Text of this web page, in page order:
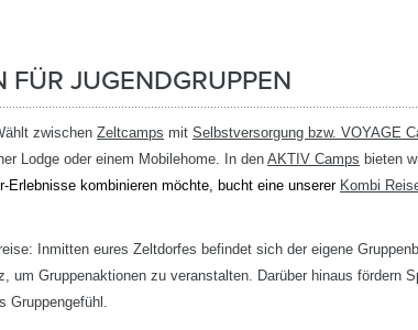
FÜR JUGENDGRUPPEN
zwischen Zeltcamps mit Selbstversorgung bzw. VOYAGE
Lodge oder einem Mobilehome. In denAKTIV Camps bieten
Erlebnisse kombinieren möchte, bucht eine unserer Kombi
Inmitten eures Zeltdorfes befindet sich der eigene
Gruppenaktionen zu veranstalten. Darüber hinaus fördern
Gruppengefühl.